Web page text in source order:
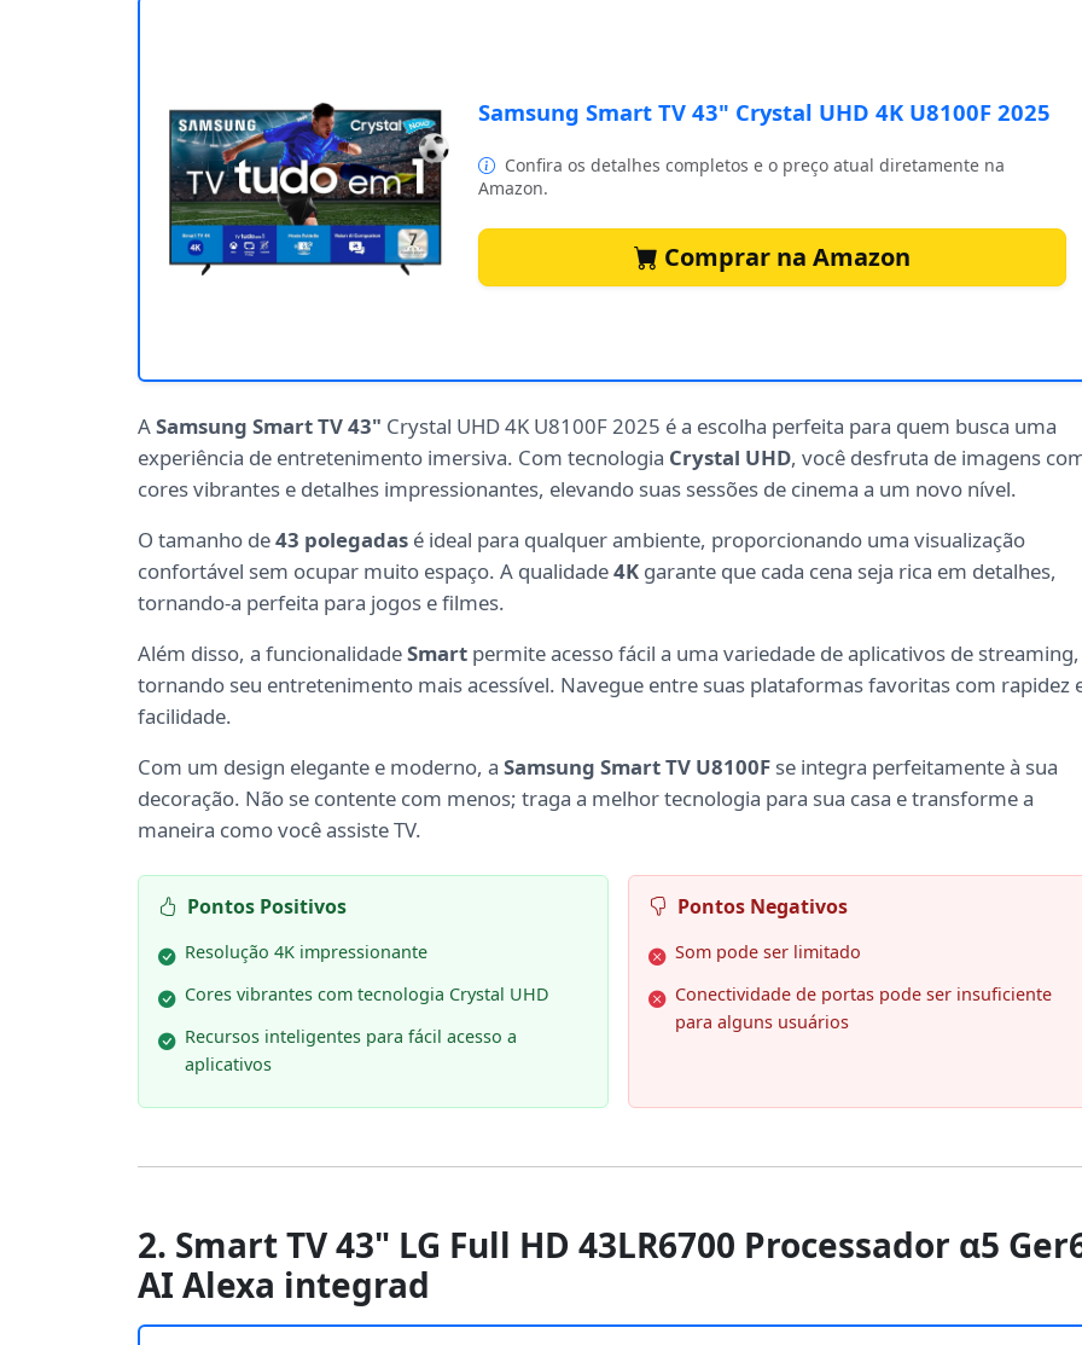
Samsung Smart TV 43" Crystal UHD 4K U8100F 2025
Confira os detalhes completos e o preço atual diretamente na
Amazon.
Comprar na Amazon
ASamsung Smart TV 43" Crystal UHD 4K U8100F 2025 é a escolha perfeita para quem busca uma
experiência de entretenimento imersiva. Com tecnologia Crystal UHD, você desfruta de imagens
cores vibrantes e detalhes impressionantes, elevando suas sessões de cinema a um novo nível.
O tamanho de43 polegadas é ideal para qualquer ambiente, proporcionando uma visualização
confortável sem ocupar muito espaço. A qualidade4K garante que cada cena seja rica em detalhes,
tornando-a perfeita para jogos e filmes.
Além disso, a funcionalidadeSmart permite acesso fácil a uma variedade de aplicativos de streaming,
tornando seu entretenimento mais acessível. Navegue entre suas plataformas favoritas com rapidez
facilidade.
Com um design elegante e moderno, a Samsung Smart TV U8100F se integra perfeitamente à sua
decoração. Não se contente com menos; traga a melhor tecnologia para sua casa e transforme a
maneira como você assiste TV.
Pontos Positivos
Resolução 4K impressionante
Cores vibrantes com tecnologia Crystal UHD
Recursos inteligentes para fácil acesso a
aplicativos
Pontos Negativos
Som pode ser limitado
Conectividade de portas pode ser insuficiente
para alguns usuários
2. Smart TV 43" LG Full HD 43LR6700 Processador α5
AI Alexa integrad